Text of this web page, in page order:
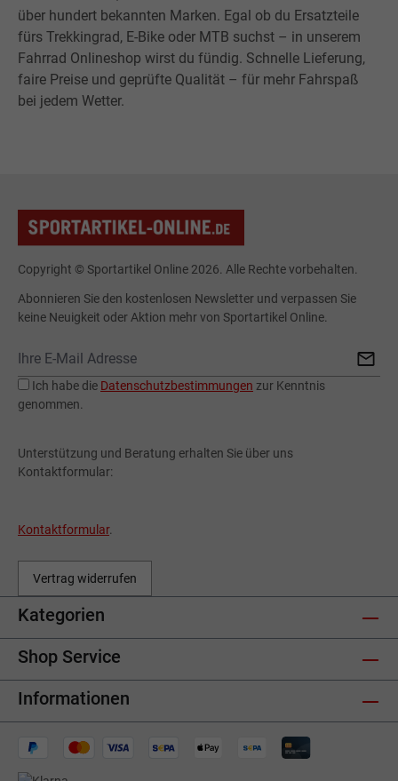
über hundert bekannten Marken. Egal ob du Ersatzteile
fürs Trekkingrad, E-Bike oder MTB suchst – in unserem
Fahrrad Onlineshop wirst du fündig. Schnelle Lieferung,
faire Preise und geprüfte Qualität – für mehr Fahrspaß
bei jedem Wetter.
Copyright © Sportartikel Online 2026. Alle Rechte vorbehalten.
Abonnieren Sie den kostenlosen Newsletter und verpassen Sie
keine Neuigkeit oder Aktion mehr von Sportartikel Online.
Ich habe die Datenschutzbestimmungen zur Kenntnis
genommen.
Unterstützung und Beratung erhalten Sie über uns
Kontaktformular:
Kontaktformular.
Vertrag widerrufen
Kategorien
Shop Service
Informationen